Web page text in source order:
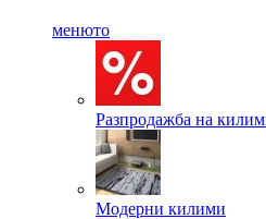
менюто
Разпродажба на
Модерни килими